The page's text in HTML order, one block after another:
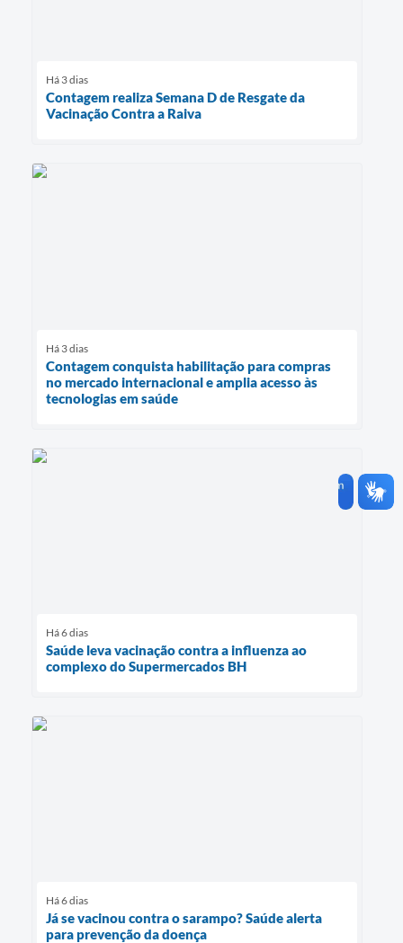
Há 3 dias
Contagem realiza Semana D de Resgate da
Vacinação Contra a Raiva
Há 3 dias
Contagem conquista habilitação para compras
no mercado internacional e amplia acesso às
tecnologias em saúde
Há 6 dias
Saúde leva vacinação contra a influenza ao
complexo do Supermercados BH
Há 6 dias
Já se vacinou contra o sarampo? Saúde alerta
para prevenção da doença